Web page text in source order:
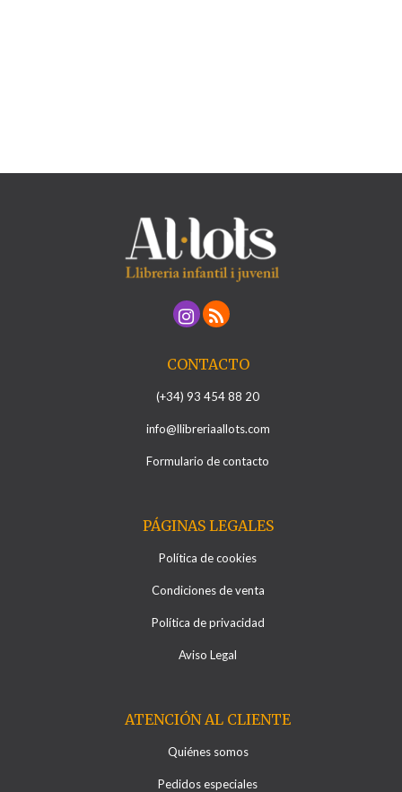
CONTACTO
(+34) 93 454 88 20
info@llibreriaallots.com
Formulario de contacto
PÁGINAS LEGALES
Política de cookies
Condiciones de venta
Política de privacidad
Aviso Legal
ATENCIÓN AL CLIENTE
Quiénes somos
Pedidos especiales